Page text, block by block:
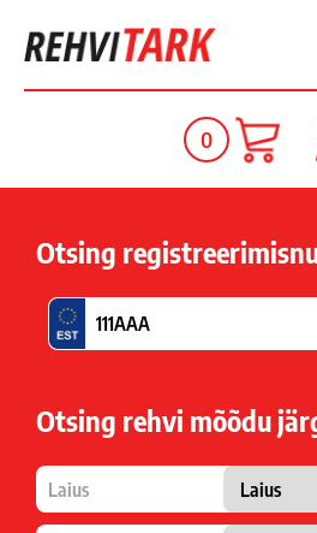
0
Otsing
Otsing rehvi mõõdu
Laius